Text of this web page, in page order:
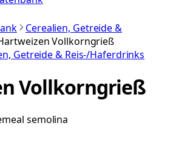
Cerealien, Getreide &
Vollkorngrieß
Getreide & Reis-/Haferdrinks
Vollkorngrieß
semolina